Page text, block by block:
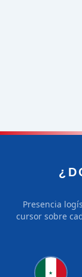
Presencia
cursor sobre
★